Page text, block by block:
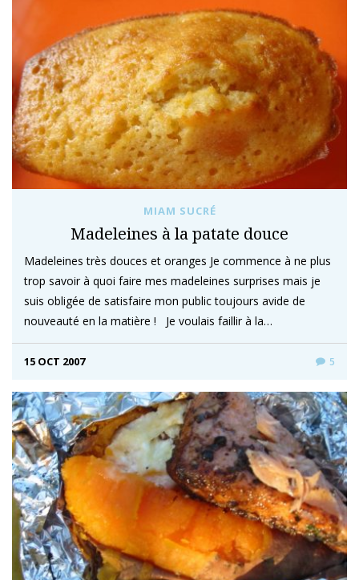
MIAM SUCRÉ
Madeleines à la patate douce
Madeleines très douces et oranges Je commence à ne plus
trop savoir à quoi faire mes madeleines surprises mais je
suis obligée de satisfaire mon public toujours avide de
nouveauté en la matière ! Je voulais faillir à la…
15 OCT 2007 5